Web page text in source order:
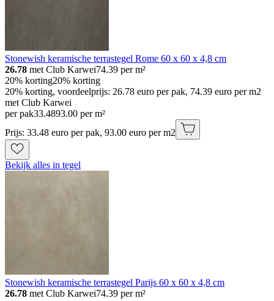
Stonewish keramische terrastegel Rome 60 x 60 x 4,8 cm
26.78 met Club Karwei74.39 per m²
20% korting20% korting
20% korting, voordeelprijs: 26.78 euro per pak, 74.39 euro per m2
met Club Karwei
per pak33.4893.00 per m²
Prijs: 33.48 euro per pak, 93.00 euro per m2
Bekijk alles in tegel
Stonewish keramische terrastegel Parijs 60 x 60 x 4,8 cm
26.78 met Club Karwei74.39 per m²